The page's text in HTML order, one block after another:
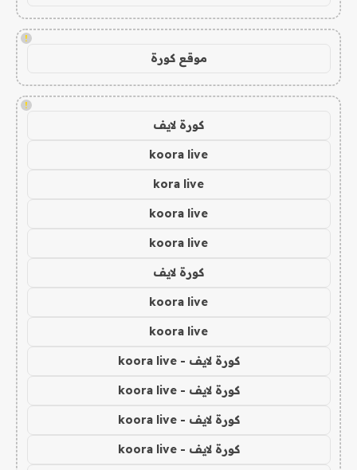
!
موقع كورة
!
كورة لايف
koora live
kora live
koora live
koora live
كورة لايف
koora live
koora live
كورة لايف - koora live
كورة لايف - koora live
كورة لايف - koora live
كورة لايف - koora live